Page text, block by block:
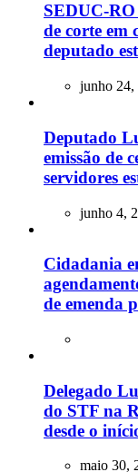
SEDUC-RO
de corte em
deputado
junho 24,
Deputado
emissão de
servidores
junho 4,
Cidadania
de emenda
Delegado
do STF na
desde o
maio 30,